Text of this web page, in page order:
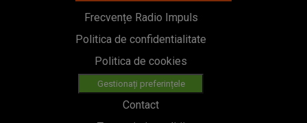
Frecvențe Radio Impuls
Politica de confidentialitate
Politica de cookies
Gestionați preferințele
Contact